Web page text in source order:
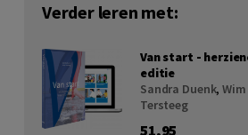
Verder leren met:
Van start -
editie
Sandra Duenk,Wim
Tersteeg
51,95